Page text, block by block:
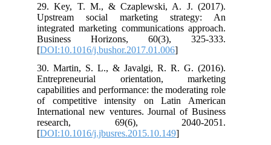
29. Key, T. M., & Czaplewski, A. J. (2017).
Upstream social marketing strategy: An
integrated marketing communications approach.
Business Horizons, 60(3), 325-333.
[DOI:10.1016/j.bushor.2017.01.006
30. Martin, S. L., & Javalgi, R. R. G. (2016).
Entrepreneurial orientation, marketing
capabilities and performance: the moderating role
of competitive intensity on Latin American
International new ventures. Journal of Business
research, 69(6), 2040-2051.
[DOI:10.1016/j.jbusres.2015.10.149